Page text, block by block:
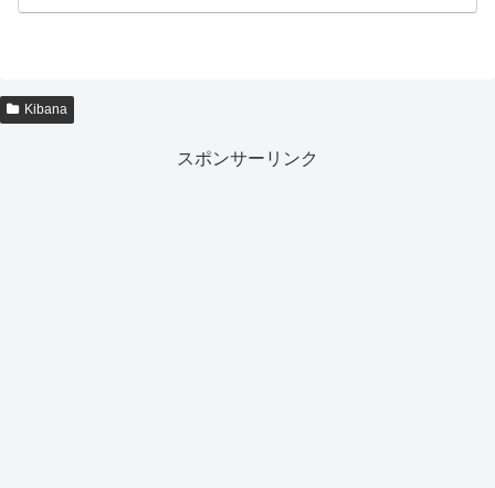
Kibana
スポンサーリンク